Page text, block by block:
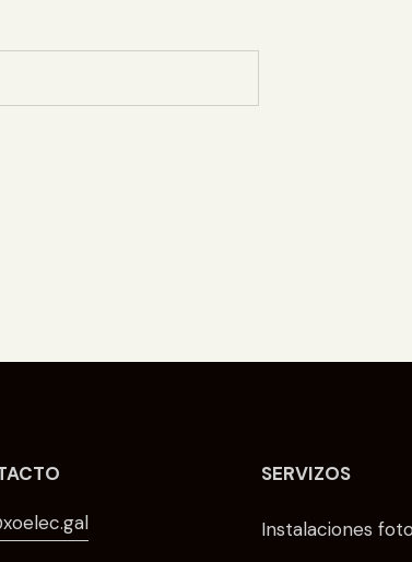
SERVIZOS
Instalaciones